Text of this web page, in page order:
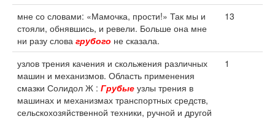
мне со словами: «Мамочка, прости!» Так мы и
стояли, обнявшись, и ревели. Больше она мне
ни разу слова грубого не сказала.
13
узлов трения качения и скольжения различных
машин и механизмов. Область применения
смазки Солидол Ж : Грубые узлы трения в
машинах и механизмах транспортных средств,
сельскохозяйственной техники, ручной и другой
1